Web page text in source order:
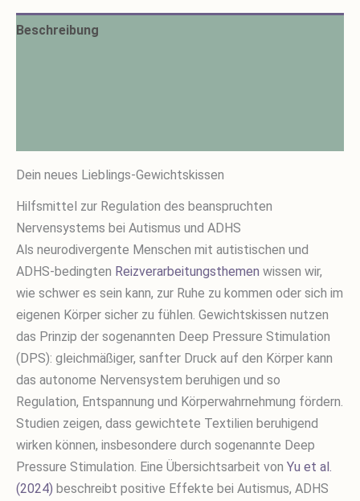
Beschreibung
Dein neues Lieblings-Gewichtskissen
Hilfsmittel zur Regulation des beanspruchten
Nervensystems bei Autismus und ADHS
Als neurodivergente Menschen mit autistischen und
ADHS-bedingten Reizverarbeitungsthemen wissen wir,
wie schwer es sein kann, zur Ruhe zu kommen oder sich im
eigenen Körper sicher zu fühlen. Gewichtskissen nutzen
das Prinzip der sogenannten Deep Pressure Stimulation
(DPS): gleichmäßiger, sanfter Druck auf den Körper kann
das autonome Nervensystem beruhigen und so
Regulation, Entspannung und Körperwahrnehmung fördern.
Studien zeigen, dass gewichtete Textilien beruhigend
wirken können, insbesondere durch sogenannte Deep
Pressure Stimulation. Eine Übersichtsarbeit von Yu et al.
(2024) beschreibt positive Effekte bei Autismus, ADHS